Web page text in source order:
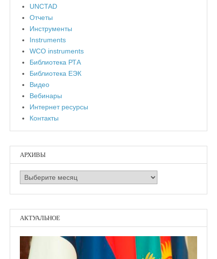
UNCTAD
Отчеты
Инструменты
Instruments
WCO instruments
Библиотека РТА
Библиотека ЕЭК
Видео
Вебинары
Интернет ресурсы
Контакты
АРХИВЫ
Архивы
АКТУАЛЬНОЕ